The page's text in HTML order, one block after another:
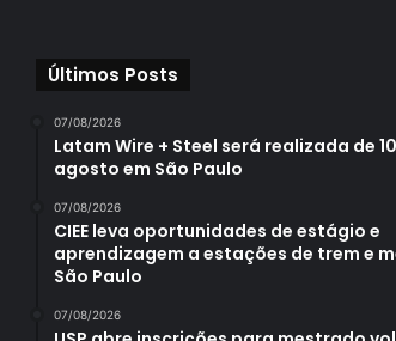
Últimos Posts
07/08/2026
Latam Wire + Steel será realizada de 10
agosto em São Paulo
07/08/2026
CIEE leva oportunidades de estágio e
aprendizagem a estações de trem e
São Paulo
07/08/2026